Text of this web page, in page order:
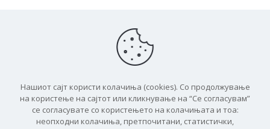
Бесплатна испорака
ЧПП
Нашиот сајт користи колачиња (cookies). Со продолжување
на користење на сајтот или кликнување на “Се согласувам”
се согласувате со користењето на колачињата и тоа:
неопходни колачиња, претпочитани, статистички,